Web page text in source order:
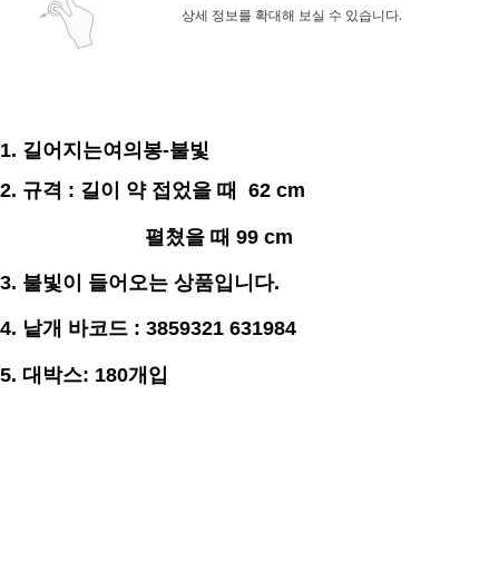
상세 정보를 확대해 보실 수 있습니다.
1. 길어지는여의봉-불빛
2. 규격 : 길이 약 접었을 때 62 cm
펼쳤을 때 99 cm
3. 불빛이 들어오는 상품입니다.
4. 낱개 바코드 : 3859321 631984
5. 대박스: 180개입